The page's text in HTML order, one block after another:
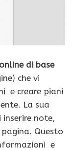
di base
che vi
e creare piani
La sua
note,
Questo
e